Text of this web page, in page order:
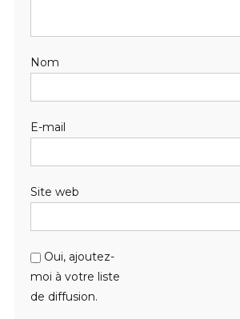
Nom
E-mail
Site web
Oui, ajoutez-
moi à votre liste
de diffusion.